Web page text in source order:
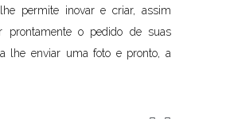
permite inovar e criar, assim
prontamente o pedido de suas
lhe enviar uma foto e pronto, a